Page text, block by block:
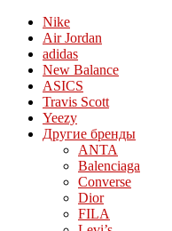
Nike
Air Jordan
adidas
New Balance
ASICS
Travis Scott
Yeezy
Другие бренды
ANTA
Balenciaga
Converse
Dior
FILA